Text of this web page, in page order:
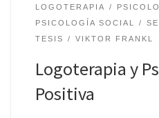
LOGOTERAPIA
PSICOLOGÍA SOCIAL
TESIS
VIKTOR FRANKL
Logoterapia y
Positiva